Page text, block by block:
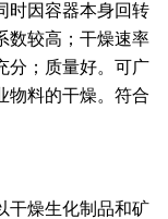
时因容器本身回转
数较高；干燥速率
分；质量好。可广
物料的干燥。符合
燥生化制品和矿